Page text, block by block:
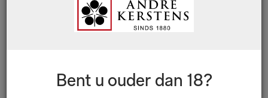
Bent u ouder dan 18?
Quinta de Roriz Vintage Port 2016
€ 56,20 Excl. BTW € 68,00 Incl. BTW
03020116